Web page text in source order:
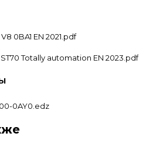
0BA1 EN 2021.pdf
Totally automation EN 2023.pdf
0AY0.edz